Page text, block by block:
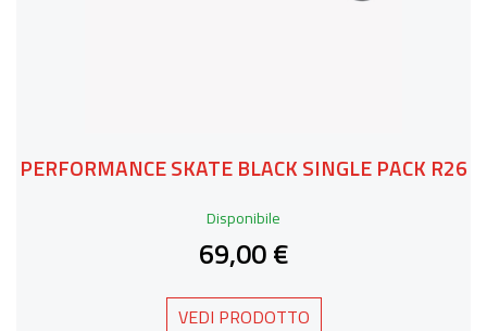
PERFORMANCE SKATE BLACK SINGLE PACK R26
Disponibile
69,00 €
VEDI PRODOTTO